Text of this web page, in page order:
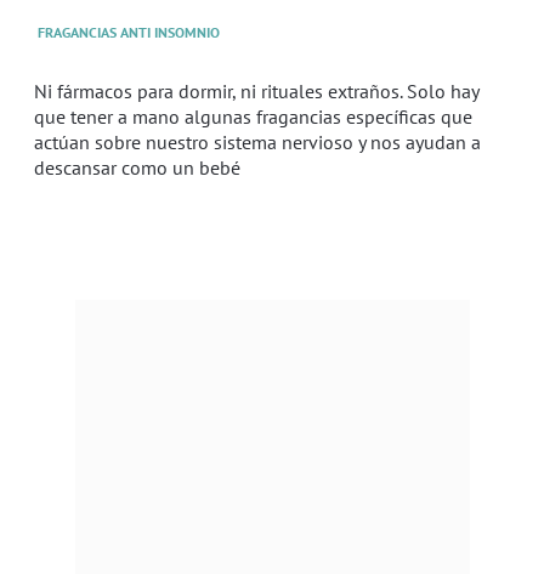
FRAGANCIAS ANTI INSOMNIO
Ni fármacos para dormir, ni rituales extraños. Solo hay
que tener a mano algunas fragancias específicas que
actúan sobre nuestro sistema nervioso y nos ayudan a
descansar como un bebé